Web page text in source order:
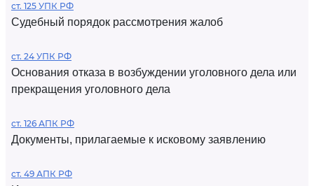
ст. 125 УПК РФ
Судебный порядок рассмотрения жалоб
ст. 24 УПК РФ
Основания отказа в возбуждении уголовного дела или
прекращения уголовного дела
ст. 126 АПК РФ
Документы, прилагаемые к исковому заявлению
ст. 49 АПК РФ